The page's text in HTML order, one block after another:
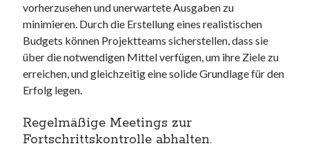
vorherzusehen und unerwartete Ausgaben zu
minimieren. Durch die Erstellung eines realistischen
Budgets können Projektteams sicherstellen, dass sie
über die notwendigen Mittel verfügen, um ihre Ziele zu
erreichen, und gleichzeitig eine solide Grundlage für den
Erfolg legen.
Regelmäßige Meetings zur
Fortschrittskontrolle abhalten.